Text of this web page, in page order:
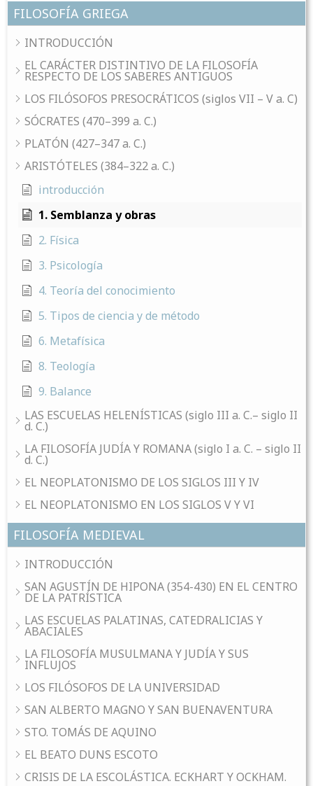
FILOSOFÍA GRIEGA
INTRODUCCIÓN
EL CARÁCTER DISTINTIVO DE LA FILOSOFÍA
RESPECTO DE LOS SABERES ANTIGUOS
LOS FILÓSOFOS PRESOCRÁTICOS (siglos VII – V a. C)
SÓCRATES (470–399 a. C.)
PLATÓN (427–347 a. C.)
ARISTÓTELES (384–322 a. C.)
introducción
1. Semblanza y obras
2. Física
3. Psicología
4. Teoría del conocimiento
5. Tipos de ciencia y de método
6. Metafísica
8. Teología
9. Balance
LAS ESCUELAS HELENÍSTICAS (siglo III a. C.– siglo II
d. C.)
LA FILOSOFÍA JUDÍA Y ROMANA (siglo I a. C. – siglo II
d. C.)
EL NEOPLATONISMO DE LOS SIGLOS III Y IV
EL NEOPLATONISMO EN LOS SIGLOS V Y VI
FILOSOFÍA MEDIEVAL
INTRODUCCIÓN
SAN AGUSTÍN DE HIPONA (354-430) EN EL CENTRO
DE LA PATRÍSTICA
LAS ESCUELAS PALATINAS, CATEDRALICIAS Y
ABACIALES
LA FILOSOFÍA MUSULMANA Y JUDÍA Y SUS
INFLUJOS
LOS FILÓSOFOS DE LA UNIVERSIDAD
SAN ALBERTO MAGNO Y SAN BUENAVENTURA
STO. TOMÁS DE AQUINO
EL BEATO DUNS ESCOTO
CRISIS DE LA ESCOLÁSTICA. ECKHART Y OCKHAM.